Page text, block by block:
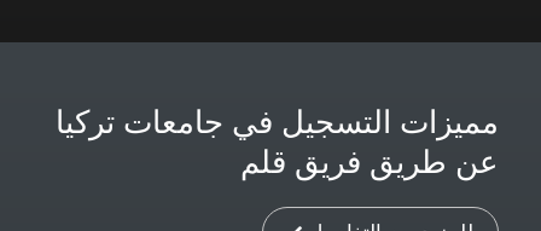
مميزات التسجيل في جامعات تركيا
عن طريق فريق قلم